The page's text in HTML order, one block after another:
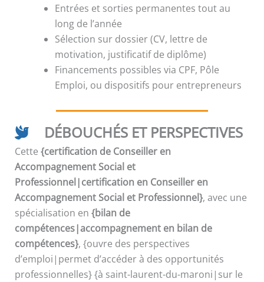
Entrées et sorties permanentes tout au
long de l’année
Sélection sur dossier (CV, lettre de
motivation, justificatif de diplôme)
Financements possibles via CPF, Pôle
Emploi, ou dispositifs pour entrepreneurs
DÉBOUCHÉS ET PERSPECTIVES
Cette {certification de Conseiller en
Accompagnement Social et
Professionnel|certification en Conseiller en
Accompagnement Social et Professionnel}, avec une
spécialisation en {bilan de
compétences|accompagnement en bilan de
compétences}, {ouvre des perspectives
d’emploi|permet d’accéder à des opportunités
professionnelles} {à saint-laurent-du-maroni|sur le